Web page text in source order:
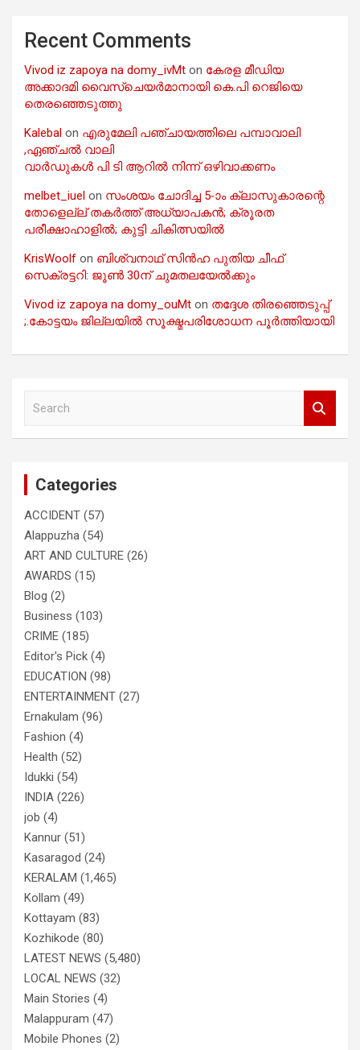
Recent Comments
Vivod iz zapoya na domy_ivMt on കേരള മീഡിയ
അക്കാദമി വൈസ്ചെയർമാനായി കെ.പി റെജിയെ
തെരഞ്ഞെടുത്തു
Kalebal on എരുമേലി പഞ്ചായത്തിലെ പമ്പാവാലി
,ഏഞ്ചൽ വാലി
വാർഡുകൾ പി ടി ആറിൽ നിന്ന് ഒഴിവാക്കണം
melbet_iuel on സംശയം ചോദിച്ച 5-ാം ക്ലാസുകാരന്റെ
തോളെല്ല് തകർത്ത് അധ്യാപകൻ; ക്രൂരത
പരീക്ഷാഹാളിൽ; കുട്ടി ചികിത്സയിൽ
KrisWoolf on ബിശ്വനാഥ് സിൻഹ പുതിയ ചീഫ്
സെക്രട്ടറി: ജൂൺ 30ന് ചുമതലയേൽക്കും
Vivod iz zapoya na domy_ouMt on തദ്ദേശ തിരഞ്ഞെടുപ്പ്
;.കോട്ടയം ജില്ലയിൽ സൂക്ഷ്മപരിശോധന പൂർത്തിയായി
Categories
ACCIDENT (57)
Alappuzha (54)
ART AND CULTURE (26)
AWARDS (15)
Blog (2)
Business (103)
CRIME (185)
Editor's Pick (4)
EDUCATION (98)
ENTERTAINMENT (27)
Ernakulam (96)
Fashion (4)
Health (52)
Idukki (54)
INDIA (226)
job (4)
Kannur (51)
Kasaragod (24)
KERALAM (1,465)
Kollam (49)
Kottayam (83)
Kozhikode (80)
LATEST NEWS (5,480)
LOCAL NEWS (32)
Main Stories (4)
Malappuram (47)
Mobile Phones (2)